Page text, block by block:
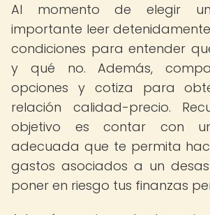
Al momento de elegir
importante leer
condiciones para entender
y qué no. Además,
opciones y cotiza para
relación calidad-precio.
objetivo es contar con
adecuada que te permita
gastos asociados a un
poner en riesgo tus finanzas